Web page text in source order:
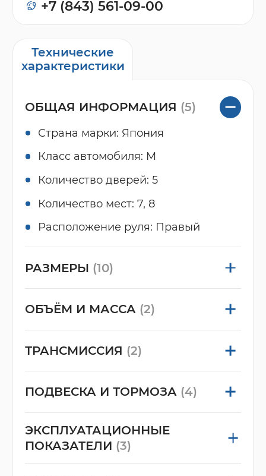
Технические
характеристики
ОБЩАЯ ИНФОРМАЦИЯ (5)
Страна марки: Япония
Класс автомобиля: M
Количество дверей: 5
Количество мест: 7, 8
Расположение руля: Правый
РАЗМЕРЫ (10)
ОБЪЁМ И МАССА (2)
ТРАНСМИССИЯ (2)
ПОДВЕСКА И ТОРМОЗА (4)
ЭКСПЛУАТАЦИОННЫЕ
ПОКАЗАТЕЛИ (3)
+7 (843) 561-09-00